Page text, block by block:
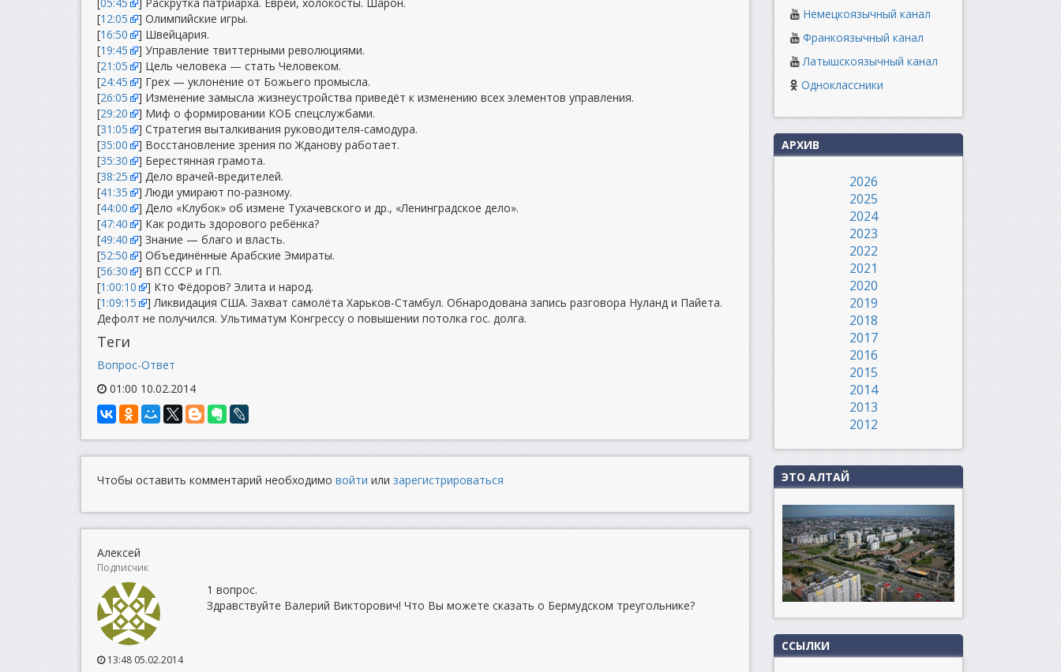
[12:05
] Олимпийские игры.
[16:50
] Швейцария.
[19:45
] Управление твиттерными революциями.
[21:05
] Цель человека — стать Человеком.
[24:45
] Грех — уклонение от Божьего промысла.
[26:05
] Изменение замысла жизнеустройства приведёт к изменению всех элементов управления.
[29:20
] Миф о формировании КОБ спецслужбами.
[31:05
] Стратегия выталкивания руководителя-самодура.
[35:00
] Восстановление зрения по Жданову работает.
[35:30
] Берестянная грамота.
[38:25
] Дело врачей-вредителей.
[41:35
] Люди умирают по-разному.
[44:00
] Дело «Клубок» об измене Тухачевского и др., «Ленинградское дело».
[47:40
] Как родить здорового ребёнка?
[49:40
] Знание — благо и власть.
[52:50
] Объединённые Арабские Эмираты.
[56:30
] ВП СССР и ГП.
[1:00:10
] Кто Фёдоров? Элита и народ.
[1:09:15
] Ликвидация США. Захват самолёта Харьков-Стамбул. Обнародована запись разговора Нуланд и Пайета.
Дефолт не получился. Ультиматум Конгрессу о повышении потолка гос. долга.
Теги
Вопрос-Ответ
01:00 10.02.2014
Чтобы оставить комментарий необходимо войти или зарегистрироваться
Алексей
Подписчик
1 вопрос.
Здравствуйте Валерий Викторович! Что Вы можете сказать о Бермудском треугольнике?
13:48 05.02.2014
Немецкоязычный канал
Франкоязычный канал
Латышскоязычный канал
Одноклассники
АРХИВ
2026
2025
2024
2023
2022
2021
2020
2019
2018
2017
2016
2015
2014
2013
2012
ЭТО АЛТАЙ
ССЫЛКИ